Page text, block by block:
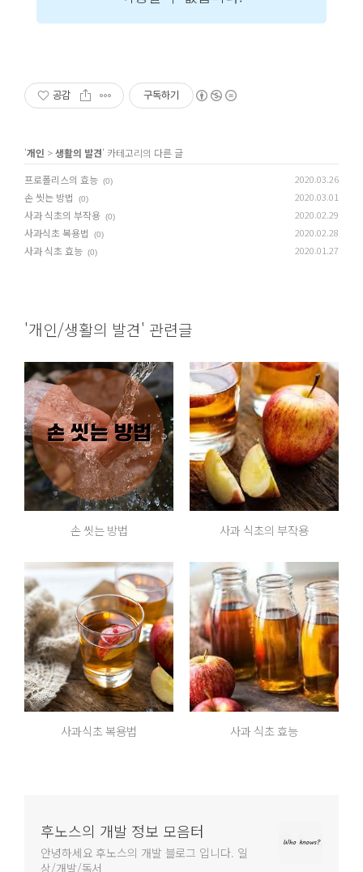
공감 구독하기
'개인 >생활의 발견' 카테고리의 다른 글
프로폴리스의 효능 (0) 2020.03.26
손 씻는 방법 (0) 2020.03.01
사과 식초의 부작용 (0) 2020.02.29
사과식초 복용법 (0) 2020.02.28
사과 식초 효능 (0) 2020.01.27
'개인/생활의 발견' 관련글
손 씻는 방법 사과 식초의 부작용
사과식초 복용법 사과 식초 효능
후노스의 개발 정보 모음터
안녕하세요 후노스의 개발 블로그 입니다. 일
상/개발/독서